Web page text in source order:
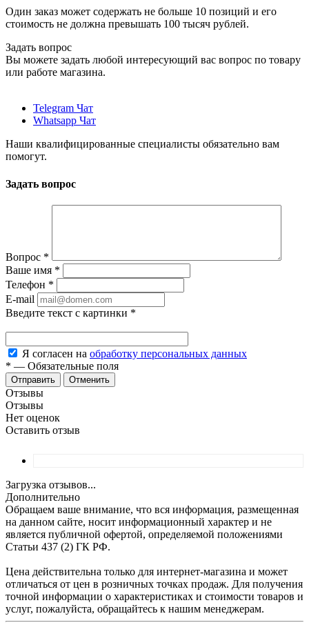
Один заказ может содержать не больше 10 позиций и его
стоимость не должна превышать 100 тысяч рублей.
Задать вопрос
Вы можете задать любой интересующий вас вопрос по товару
или работе магазина.
Telegram Чат
Whatsapp Чат
Наши квалифицированные специалисты обязательно вам
помогут.
Задать вопрос
Вопрос *
Ваше имя *
Телефон *
E-mail
Введите текст с картинки *
Я согласен на обработку персональных данных
* — Обязательные поля
Отменить
Отзывы
Отзывы
Нет оценок
Оставить отзыв
Загрузка отзывов...
Дополнительно
Обращаем ваше внимание, что вся информация, размещенная
на данном сайте, носит информационный характер и не
является публичной офертой, определяемой положениями
Статьи 437 (2) ГК РФ.
Цена действительна только для интернет-магазина и может
отличаться от цен в розничных точках продаж. Для получения
точной информации о характеристиках и стоимости товаров и
услуг, пожалуйста, обращайтесь к нашим менеджерам.